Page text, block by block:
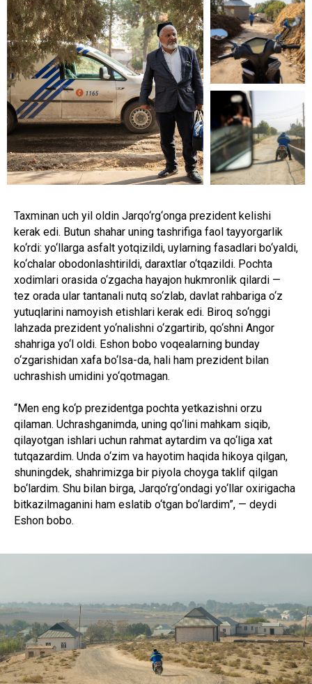
Taxminan uch yil oldin Jarqo‘rg‘onga prezident kelishi
kerak edi. Butun shahar uning tashrifiga faol tayyorgarlik
ko‘rdi: yo‘llarga asfalt yotqizildi, uylarning fasadlari bo‘yaldi,
ko‘chalar obodonlashtirildi, daraxtlar o‘tqazildi. Pochta
xodimlari orasida o‘zgacha hayajon hukmronlik qilardi —
tez orada ular tantanali nutq so‘zlab, davlat rahbariga o‘z
yutuqlarini namoyish etishlari kerak edi. Biroq so‘nggi
lahzada prezident yo‘nalishni o‘zgartirib, qo‘shni Angor
shahriga yo‘l oldi. Eshon bobo voqealarning bunday
o‘zgarishidan xafa bo‘lsa-da, hali ham prezident bilan
uchrashish umidini yo‘qotmagan.
“Men eng ko‘p prezidentga pochta yetkazishni orzu
qilaman. Uchrashganimda, uning qo‘lini mahkam siqib,
qilayotgan ishlari uchun rahmat aytardim va qo‘liga xat
tutqazardim. Unda o‘zim va hayotim haqida hikoya qilgan,
shuningdek, shahrimizga bir piyola choyga taklif qilgan
bo‘lardim. Shu bilan birga, Jarqo‘rg‘ondagi yo‘llar oxirigacha
bitkazilmaganini ham eslatib o‘tgan bo‘lardim”, — deydi
Eshon bobo.